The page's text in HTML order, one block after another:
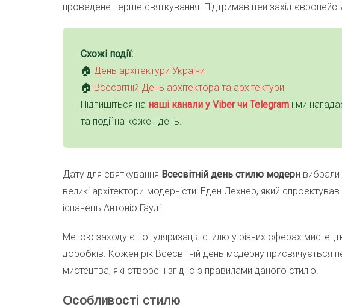
проведене перше святкування. Підтримав цей захід
Схожі події:
🏠 День архітектури України
🏠 Всесвітній День архітектора та архітектури
Підпишіться на наші канали у Viber чи Telegram і ми
та події на кожен день.
Дату для святкування Всесвітній день стилю модерн вибрали
великі архітектори-модерністи: Еден Лехнер, який
іспанець Антоніо Гауді.
Метою заходу є популяризація стилю у різних сферах
доробків. Кожен рік Всесвітній день модерну присвячується
мистецтва, які створені згідно з правилами даного стилю.
Особливості стилю